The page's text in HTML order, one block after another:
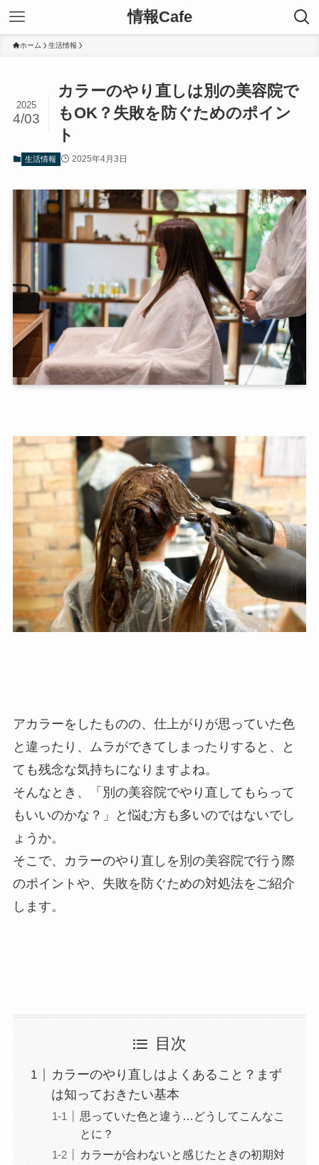
情報Cafe
ホーム 生活情報
カラーのやり直しは別の美容院で
もOK？失敗を防ぐためのポイン
ト
2025
4/03
生活情報 2025年4月3日
アカラーをしたものの、仕上がりが思っていた色
と違ったり、ムラができてしまったりすると、と
ても残念な気持ちになりますよね。
そんなとき、「別の美容院でやり直してもらって
もいいのかな？」と悩む方も多いのではないでし
ょうか。
そこで、カラーのやり直しを別の美容院で行う際
のポイントや、失敗を防ぐための対処法をご紹介
します。
目次
カラーのやり直しはよくあること？まず
は知っておきたい基本
思っていた色と違う…どうしてこんなこ
とに？
カラーが合わないと感じたときの初期対